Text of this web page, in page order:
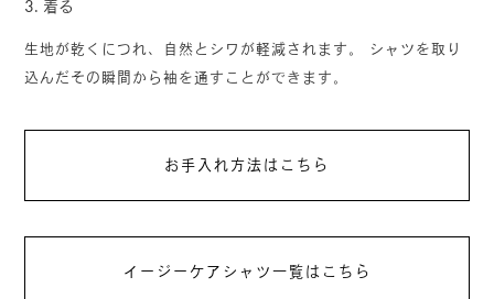
3. 着る
生地が乾くにつれ、自然とシワが軽減されます。 シャツを取り
込んだその瞬間から袖を通すことができます。
お手入れ方法はこちら
イージーケアシャツ一覧はこちら